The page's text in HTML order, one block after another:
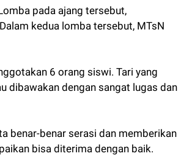
pada ajang tersebut,
kedua lomba tersebut, MTsN
6 orang siswi. Tari yang
dibawakan dengan sangat lugas dan
benar-benar serasi dan memberikan
bisa diterima dengan baik.